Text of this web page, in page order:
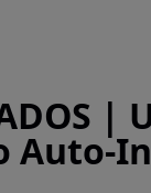
|
Auto-